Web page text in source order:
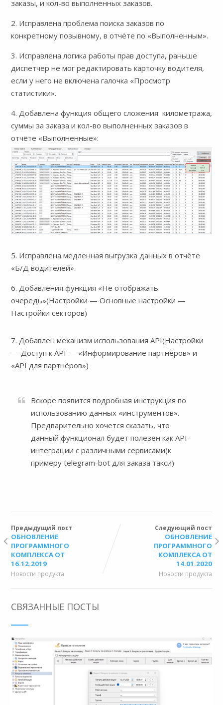
заказы, и кол-во выполненных заказов.
2. Исправлена проблема поиска заказов по
конкретному позывному, в отчёте по «Выполненным».
3. Исправлена логика работы прав доступа, раньше
диспетчер не мог редактировать карточку водителя,
если у него не включена галочка «Просмотр
статистики».
4. Добавлена функция общего сложения километража,
суммы за заказа и кол-во выполненных заказов в
отчёте «Выполненные»:
5. Исправлена медленная выгрузка данных в отчёте
«Б/Д водителей».
6. Добавления функция «Не отображать
очередь»(Настройки — Основные настройки —
Настройки секторов)
7. Добавлен механизм использования API(Настройки
— Доступ к API — «Информирование партнёров» и
«API для партнёров»)
Вскоре появится подробная инструкция по
использованию данных «инструментов».
Предварительно хочется сказать, что
данный функционал будет полезен как API-
интеграции с различными сервисами(к
примеру telegram-bot для заказа такси)
Предыдущий пост
ОБНОВЛЕНИЕ
ПРОГРАММНОГО
КОМПЛЕКСА ОТ
16.12.2019
Новости продукта
Следующий пост
ОБНОВЛЕНИЕ
ПРОГРАММНОГО
КОМПЛЕКСА ОТ
14.01.2020
Новости продукта
СВЯЗАННЫЕ ПОСТЫ